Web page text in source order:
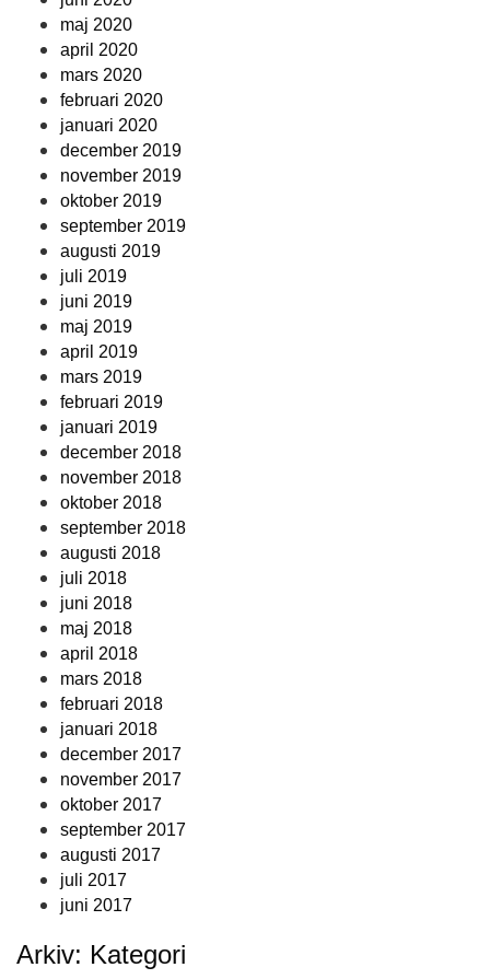
maj 2020
april 2020
mars 2020
februari 2020
januari 2020
december 2019
november 2019
oktober 2019
september 2019
augusti 2019
juli 2019
juni 2019
maj 2019
april 2019
mars 2019
februari 2019
januari 2019
december 2018
november 2018
oktober 2018
september 2018
augusti 2018
juli 2018
juni 2018
maj 2018
april 2018
mars 2018
februari 2018
januari 2018
december 2017
november 2017
oktober 2017
september 2017
augusti 2017
juli 2017
juni 2017
Arkiv: Kategori